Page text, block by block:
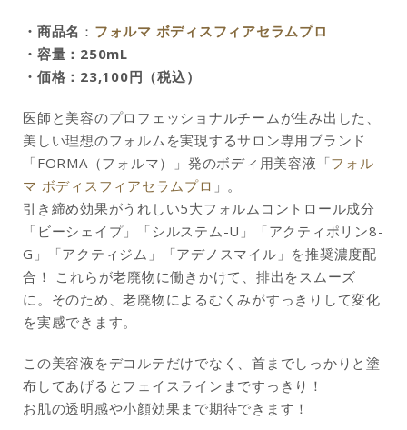
・商品名 ： フォルマ ボディスフィアセラムプロ
・容量：250mL
・価格：23,100円（税込）
医師と美容のプロフェッショナルチームが生み出した、
美しい理想のフォルムを実現するサロン専用ブランド
「FORMA（フォルマ）」発のボディ用美容液「フォル
マ ボディスフィアセラムプロ 」。
引き締め効果がうれしい5大フォルムコントロール成分
「ビーシェイプ」「シルステム-U」「アクティポリン8-
G」「アクティジム」「アデノスマイル」を推奨濃度配
合！ これらが老廃物に働きかけて、排出をスムーズ
に。そのため、老廃物によるむくみがすっきりして変化
を実感できます。
この美容液をデコルテだけでなく、首までしっかりと塗
布してあげるとフェイスラインまですっきり！
お肌の透明感や小顔効果まで期待できます！